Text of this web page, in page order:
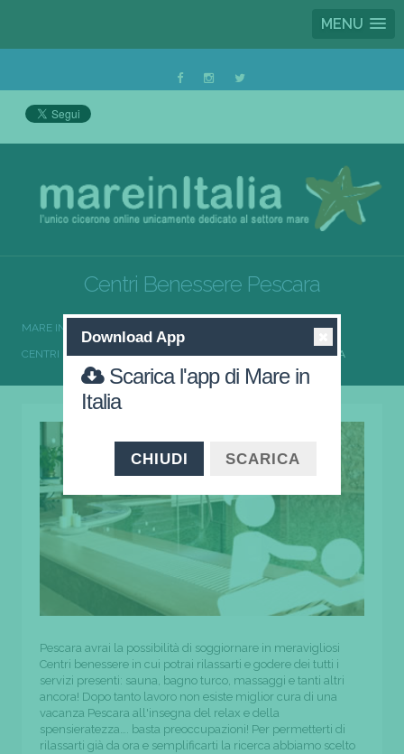
MENU
Centri Benessere Pescara
MARE IN ITALIA
CENTRI BENESSERE ABRUZZO CENTRI BENESSERE PESCARA
Pescara avrai la possibilità di soggiornare in meravigliosi
Centri benessere in cui potrai rilassarti e godere dei tutti i
servizi presenti: sauna, bagno turco, massaggi e tanti altri
ancora! Dopo tanto lavoro non esiste miglior cura di una
vacanza Pescara all'insegna del relax e della
spensieratezza…. basta preoccupazioni! Per permetterti di
rilassarti già da ora e semplificarti la ricerca abbiamo scelto
Download App
Scarica l'app di Mare in
Italia
CHIUDI SCARICA